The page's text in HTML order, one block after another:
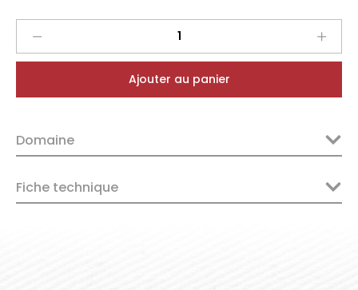
Côtes
Rhône
d'Aigle
2024
Ajouter au panier
Domaine
Fiche technique